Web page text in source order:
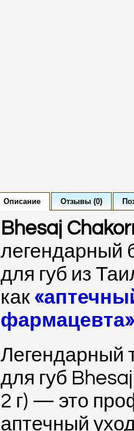
Описание Отзывы (0)
Bhesaj
легендарный
для губ из
как
фармацевта»
Легендарный
для губ
2 г) — это
аптечный